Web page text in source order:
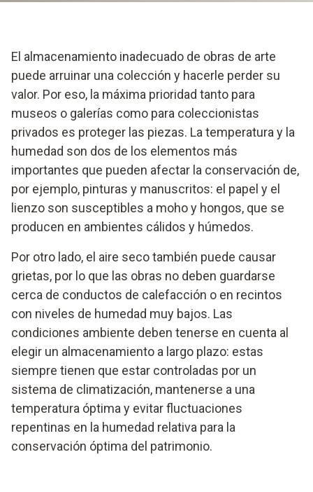
El almacenamiento inadecuado de obras de arte
puede arruinar una colección y hacerle perder su
valor. Por eso, la máxima prioridad tanto para
museos o galerías como para coleccionistas
privados es proteger las piezas. La temperatura y la
humedad son dos de los elementos más
importantes que pueden afectar la conservación de,
por ejemplo, pinturas y manuscritos: el papel y el
lienzo son susceptibles a moho y hongos, que se
producen en ambientes cálidos y húmedos.
Por otro lado, el aire seco también puede causar
grietas, por lo que las obras no deben guardarse
cerca de conductos de calefacción o en recintos
con niveles de humedad muy bajos. Las
condiciones ambiente deben tenerse en cuenta al
elegir un almacenamiento a largo plazo: estas
siempre tienen que estar controladas por un
sistema de climatización, mantenerse a una
temperatura óptima y evitar fluctuaciones
repentinas en la humedad relativa para la
conservación óptima del patrimonio.